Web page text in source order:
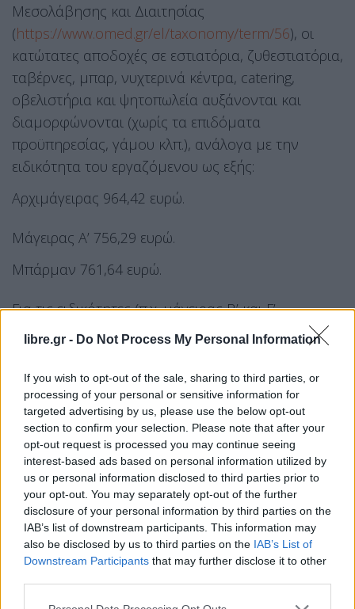
libre.gr - Do Not Process My Personal Information
If you wish to opt-out of the sale, sharing to third parties, or
processing of your personal or sensitive information for
targeted advertising by us, please use the below opt-out
section to confirm your selection. Please note that after your
opt-out request is processed you may continue seeing
interest-based ads based on personal information utilized by
us or personal information disclosed to third parties prior to
your opt-out. You may separately opt-out of the further
disclosure of your personal information by third parties on the
IAB’s list of downstream participants. This information may
also be disclosed by us to third parties on the IAB’s List of
Downstream Participants that may further disclose it to other
Μεσολάβησης και Διαιτησίας
(https://www.omed.gr/el/taxonomy/term/56), οι
κατώτατες αποδοχές σε εστιατόρια, ζυθεστιατόρια,
ταβέρνες, μπαρ, νυχτερινά κέντρα, catering,
οβελιστήρια και ψητοπωλεία αυξάνονται και
διαμορφώνονται (χωρίς τα επιδόματα
προϋπηρεσίας, γάμου κλπ.), ανάλογα με την
ειδικότητα του εργαζόμενου ως εξής:
Αρχιμάγειρας 964,42 ευρώ.
Μάγειρας Α’ 756,29 ευρώ.
Μπάρμαν 761,64 ευρώ.
Για τις ειδικότητες (π.χ. μάγειρας Β’ και Γ’,
μπουφετζής, λατζέρης, ψήστης, βοηθός μπάρμαν,
ορίζονταν με την ΣΣΕ σε επίπεδα χαμηλότερα από
τον κατώτατο μισθό όπως αυτός διαμορφώνεται
από 1ης Μαΐου 2022, δηλαδή τα 713 ευρώ, οι
μισθοί προσαρμόζονται αυτόματα στο επίπεδο
αυτό. Το ίδιο ισχύει για όλους τους κλάδους που
καλύπτονται από την Συλλογική Σύμβαση (π.χ.
καφετέριες, μπυραρίες, κυλικεία, αναψυκτήρια,
φαστ-φουντ κ.ά.).
Ο υπουργός Εργασίας και Κοινωνικών Υποθέσεων,
Κωστής Χατζηδάκης, δήλωσε:«Με πρωτοβουλία